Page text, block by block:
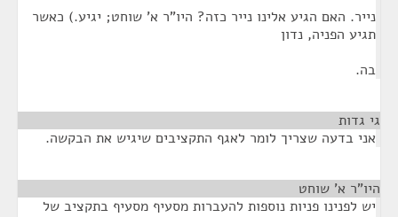
נייר. האם הגיע אלינו נייר כזה? היו"ר א' שוחט; יגיע.) כאשר
תגיע הפניה, נדון
בה.
גי גדות
אני בדעה שצריך לומר לאגף התקציבים שיגיש את הבקשה.
היו"ר א' שוחט
יש לפנינו פניות נוספות להעברות מסעיף מסעיף בתקציב של